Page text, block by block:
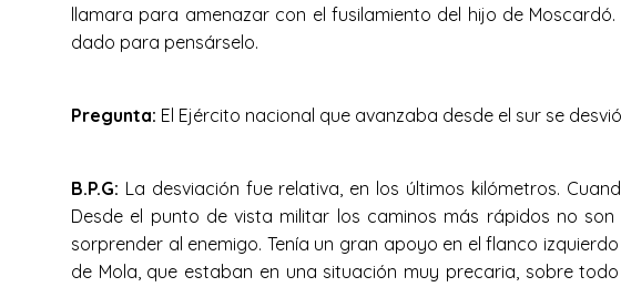
llamara para amenazar con el fusilamiento del hijo de
dado para pensárselo.
Pregunta: El Ejército nacional que avanzaba desde el sur se
B.P.G: La desviación fue relativa, en los últimos kilómetros.
Desde el punto de vista militar los caminos más rápidos no
sorprender al enemigo. Tenía un gran apoyo en el flanco
de Mola, que estaban en una situación muy precaria, sobre